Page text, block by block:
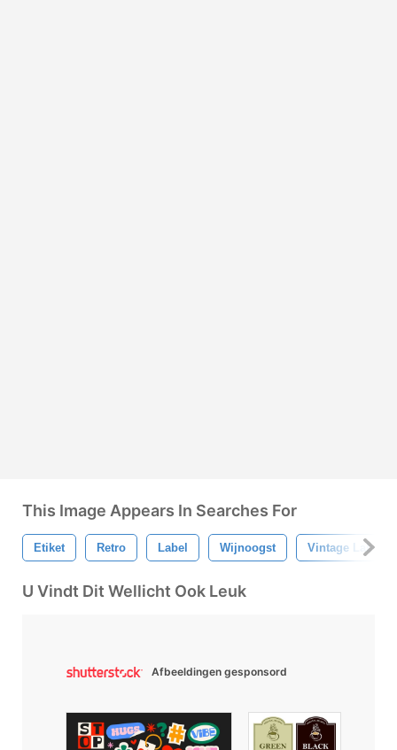
This Image Appears In Searches For
Etiket Retro Label Wijnoogst Vintage Label
U Vindt Dit Wellicht Ook Leuk
Afbeeldingen gesponsord